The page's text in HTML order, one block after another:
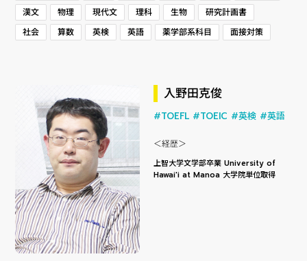
漢文 物理 現代文 理科 生物 研究計画書
社会 算数 英検 英語 薬学部系科目 面接対策
入野田克俊
#TOEFL #TOEIC #英検 #英語
＜経歴＞
上智大学文学部卒業 University of
Hawai'i at Manoa 大学院単位取得